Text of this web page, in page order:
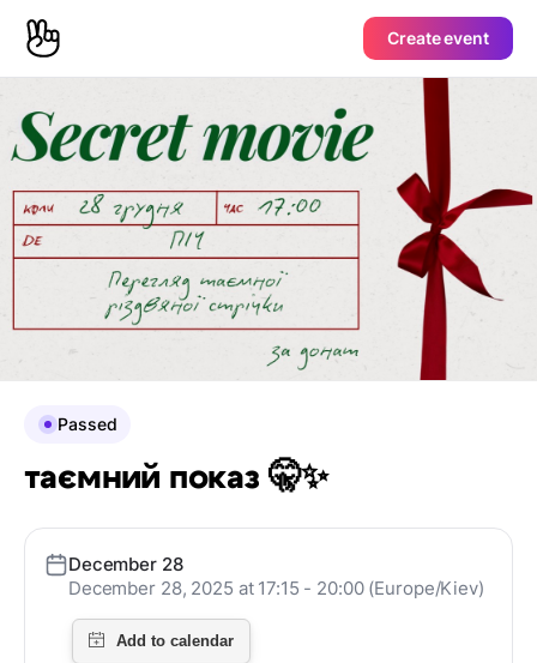
Create event
Passed
таємний показ 🤫✨
December 28
December 28, 2025 at 17:15 - 20:00 (Europe/Kiev)